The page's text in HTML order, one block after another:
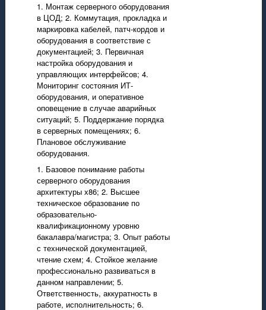
1. Монтаж серверного оборудования
в ЦОД; 2. Коммутация, прокладка и
маркировка кабелей, патч-кордов и
оборудования в соответствие с
документацией; 3. Первичная
настройка оборудования и
управляющих интерфейсов; 4.
Мониторинг состояния ИТ-
оборудования, и оперативное
оповещение в случае аварийных
ситуаций; 5. Поддержание порядка
в серверных помещениях; 6.
Плановое обслуживание
оборудования.
1. Базовое понимание работы
серверного оборудования
архитектуры х86; 2. Высшее
техническое образование по
образовательно-
квалификационному уровню
бакалавра/магистра; 3. Опыт работы
с технической документацией,
чтение схем; 4. Стойкое желание
профессионально развиваться в
данном направлении; 5.
Ответственность, аккуратность в
работе, исполнительность; 6.